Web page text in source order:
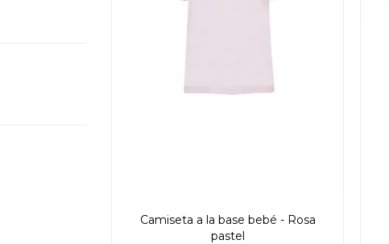
Camiseta a la base bebé - Rosa
pastel